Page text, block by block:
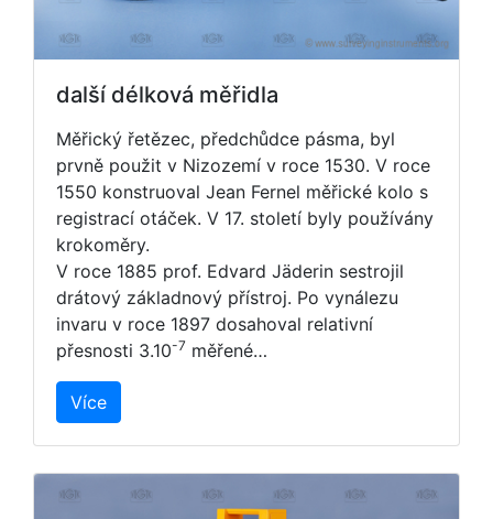
další délková měřidla
Měřický řetězec, předchůdce pásma, byl
prvně použit v Nizozemí v roce 1530. V roce
1550 konstruoval Jean Fernel měřické kolo s
registrací otáček. V 17. století byly používány
krokoměry.
V roce 1885 prof. Edvard Jäderin sestrojil
drátový základnový přístroj. Po vynálezu
invaru v roce 1897 dosahoval relativní
přesnosti 3.10-7 měřené…
Více